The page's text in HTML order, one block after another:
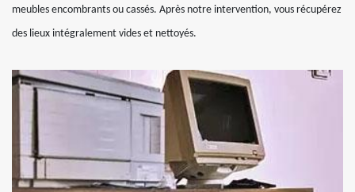
meubles encombrants ou cassés. Après notre intervention, vous récupérez
des lieux intégralement vides et nettoyés.